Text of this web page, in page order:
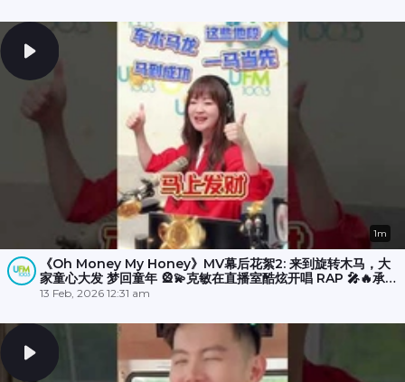
1m
《Oh Money My Honey》MV幕后花絮2: 来到旋转木马，大
家童心大发 梦回童年 🎡💫克敏在直播室酷炫开唱 RAP 🎤🔥承尧
和丽梅则拍摄空档在木马上斗舞？💃🕺
13 Feb, 2026 12:31 am